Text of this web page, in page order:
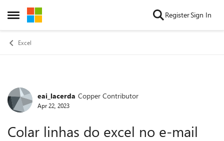
Open Side Menu
Skip to content RegisterSign In
Excel
Forum Discussion
eai_lacerda Copper Contributor
Apr 22, 2023
Colar linhas do excel no e-mail